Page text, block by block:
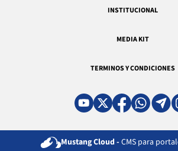
INSTITUCIONAL
MEDIA KIT
TERMINOS Y CONDICIONES
Mustang Cloud - CMS para